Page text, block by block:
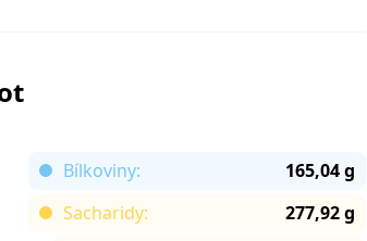
Bílkoviny:
165,04 g
Sacharidy:
277,92 g